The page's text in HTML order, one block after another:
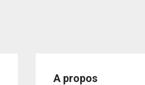
A propos